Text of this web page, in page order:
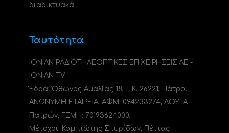
διαδικτυακά.
Ταυτότητα
ΙΟΝΙΑΝ ΡΑΔΙΟΤΗΛΕΟΠΤΙΚΕΣ ΕΠΙΧΕΙΡΗΣΕΙΣ ΑΕ -
IONIAN TV
Έδρα: Όθωνος Αμαλίας 18, Τ.Κ. 26221, Πάτρα.
ΑΝΩΝΥΜΗ ΕΤΑΙΡΕΙΑ, ΑΦΜ: 094233274, ΔΟΥ: A
Πατρών, ΓΕΜΗ: 70193624000.
Μέτοχοι: Καμπιώτης Σπυρίδων, Πέττας